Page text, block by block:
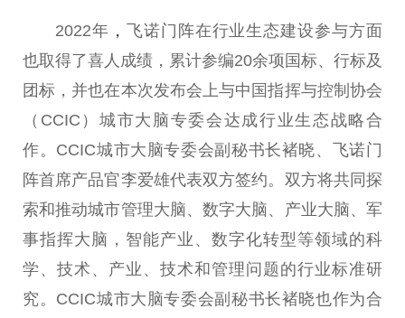
2022年 ，
飞诺门阵在行业生态建设参与方面
也取得了喜人成绩，累计参编20余项国标、行标及
团标，并也在本次发布会上与中国指挥与控制协会
（CCIC）城市大脑专委会达成行业生态战略合
作。CCIC城市大脑专委会副秘书长褚晓、飞诺门
阵首席产品官李爱雄代表双方签约。双方将共同探
索和推动城市管理大脑、数字大脑、产业大脑、军
事指挥大脑，智能产业、数字化转型等领域的科
学、技术、产业、技术和管理问题的行业标准研
究。CCIC城市大脑专委会副秘书长褚晓也作为合